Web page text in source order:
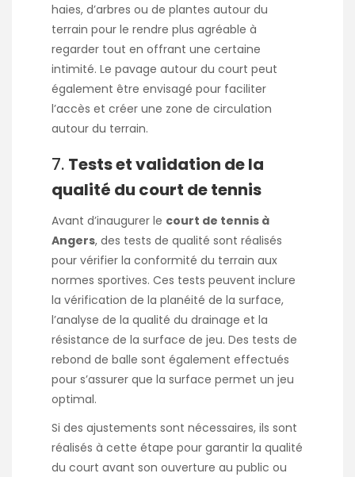
haies, d’arbres ou de plantes autour du
terrain pour le rendre plus agréable à
regarder tout en offrant une certaine
intimité. Le pavage autour du court peut
également être envisagé pour faciliter
l’accès et créer une zone de circulation
autour du terrain.
7. Tests et validation de la
qualité du court de tennis
Avant d’inaugurer le court de tennis à
Angers, des tests de qualité sont réalisés
pour vérifier la conformité du terrain aux
normes sportives. Ces tests peuvent inclure
la vérification de la planéité de la surface,
l’analyse de la qualité du drainage et la
résistance de la surface de jeu. Des tests de
rebond de balle sont également effectués
pour s’assurer que la surface permet un jeu
optimal.
Si des ajustements sont nécessaires, ils sont
réalisés à cette étape pour garantir la qualité
du court avant son ouverture au public ou